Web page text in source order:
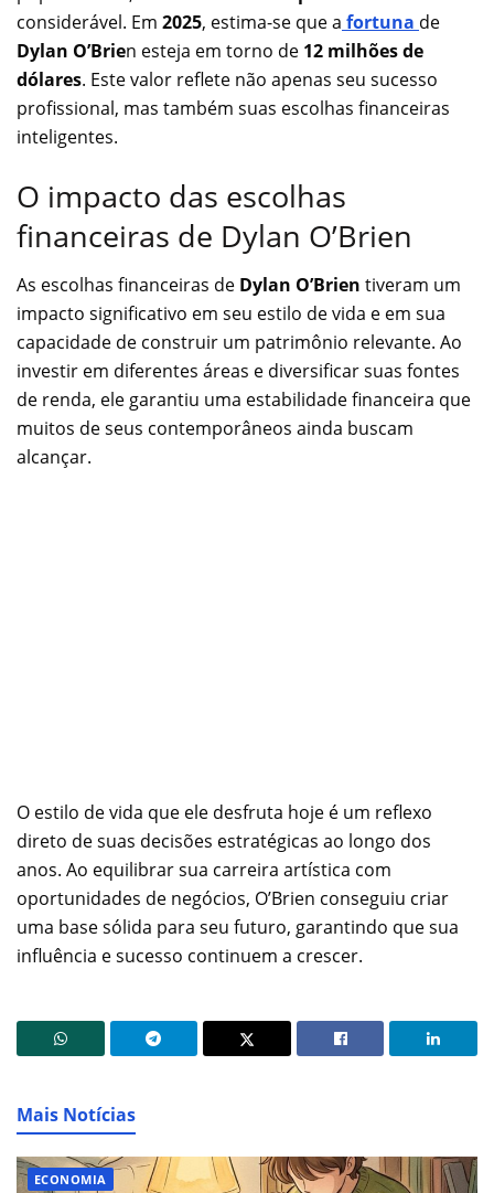
considerável. Em 2025, estima-se que a fortuna de
Dylan O’Brien esteja em torno de 12 milhões de
dólares. Este valor reflete não apenas seu sucesso
profissional, mas também suas escolhas financeiras
inteligentes.
O impacto das escolhas
financeiras de Dylan O’Brien
As escolhas financeiras de Dylan O’Brien tiveram um
impacto significativo em seu estilo de vida e em sua
capacidade de construir um patrimônio relevante. Ao
investir em diferentes áreas e diversificar suas fontes
de renda, ele garantiu uma estabilidade financeira que
muitos de seus contemporâneos ainda buscam
alcançar.
O estilo de vida que ele desfruta hoje é um reflexo
direto de suas decisões estratégicas ao longo dos
anos. Ao equilibrar sua carreira artística com
oportunidades de negócios, O’Brien conseguiu criar
uma base sólida para seu futuro, garantindo que sua
influência e sucesso continuem a crescer.
Mais Notícias
ECONOMIA